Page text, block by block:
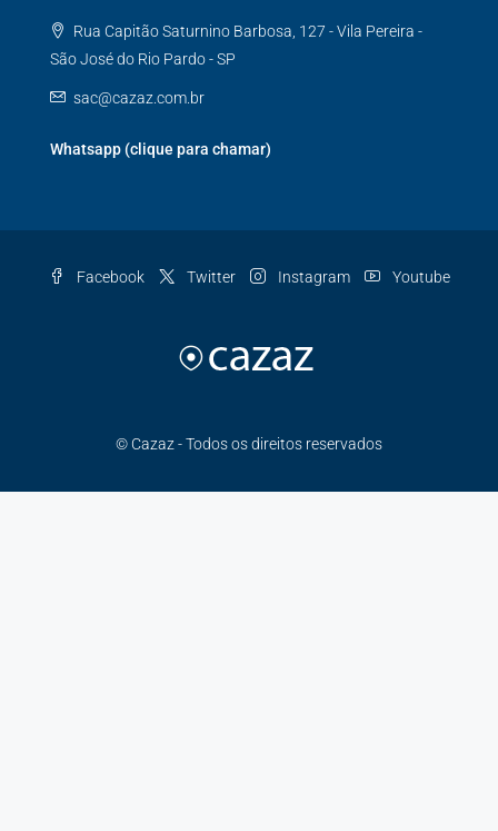
Rua Capitão Saturnino Barbosa, 127 - Vila Pereira -
São José do Rio Pardo - SP
sac@cazaz.com.br
Whatsapp (clique para chamar)
Facebook Twitter Instagram Youtube
© Cazaz - Todos os direitos reservados